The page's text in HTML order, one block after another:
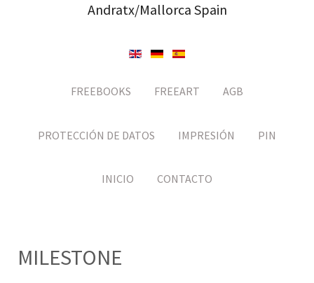
Andratx/Mallorca Spain
FREEBOOKS FREEART AGB
PROTECCIÓN DE DATOS IMPRESIÓN PIN
INICIO CONTACTO
MILESTONE